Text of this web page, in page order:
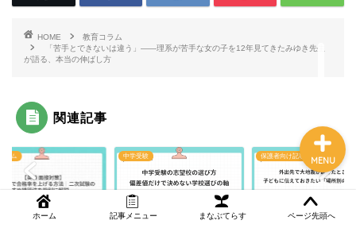
HOME
教育コラム
「苦手とできないは違う」——理系が苦手な女の子を12年見てきたみゆき先生
が語る、本当の伸ばし方
関連記事
ラム 中学受験 保護者向け記事
ホーム 記事メニュー まなぶてらす ページ先頭へ
MENU